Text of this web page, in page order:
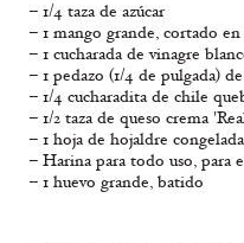
– 1/4 taza de azúcar
– 1 mango grande, cortado
– 1 cucharada de vinagre
– 1 pedazo (1/4 de pulgada)
– 1/4 cucharadita de chile
– 1/2 taza de queso crema
– 1 hoja de hojaldre
– Harina para todo uso, para
– 1 huevo grande, batido